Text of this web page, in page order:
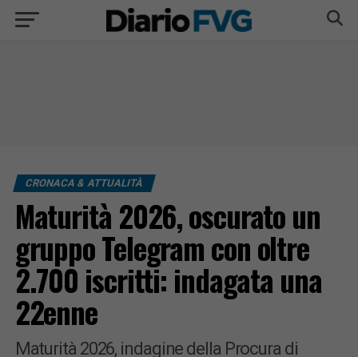
CRONACA & ATTUALITÀ
Maturità 2026, oscurato un
gruppo Telegram con oltre
2.700 iscritti: indagata una
22enne
Maturità 2026, indagine della Procura di